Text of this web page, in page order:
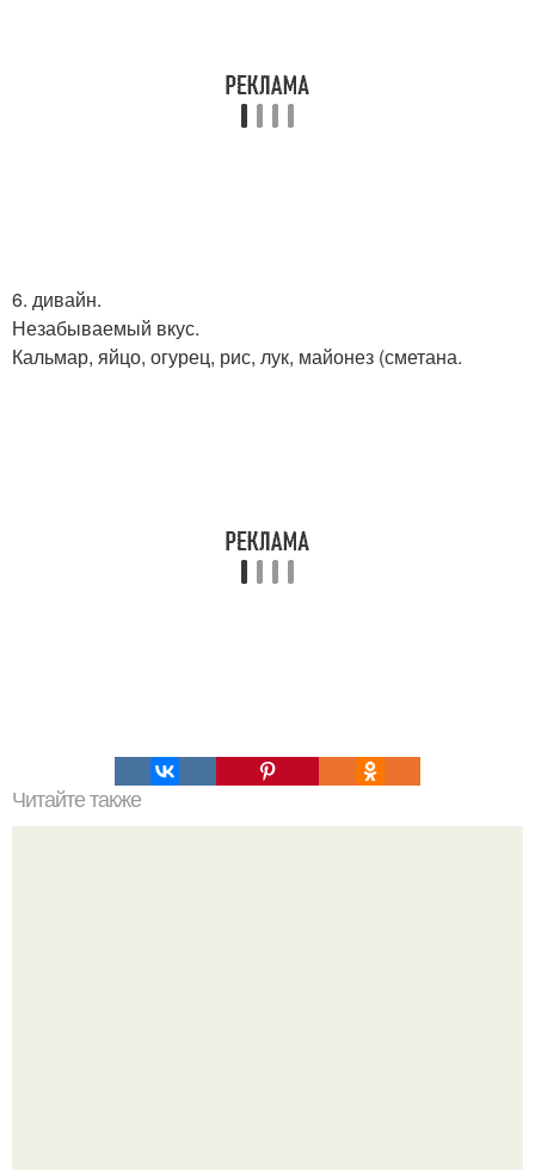
6. дивайн.
Незабываемый вкус.
Кальмар, яйцо, огурец, рис, лук, майонез (сметана.
Читайте также